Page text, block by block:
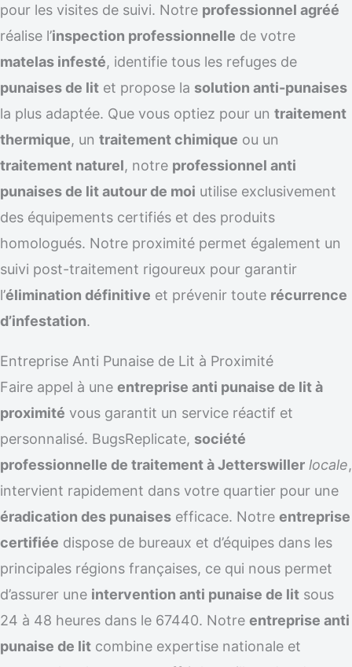
pour les visites de suivi. Notre professionnel agréé
réalise l’inspection professionnelle de votre
matelas infesté, identifie tous les refuges de
punaises de lit et propose la solution anti-punaises
la plus adaptée. Que vous optiez pour un traitement
thermique, un traitement chimique ou un
traitement naturel, notre professionnel anti
punaises de lit autour de moi utilise exclusivement
des équipements certifiés et des produits
homologués. Notre proximité permet également un
suivi post-traitement rigoureux pour garantir
l’élimination définitive et prévenir toute récurrence
d’infestation.
Entreprise Anti Punaise de Lit à Proximité
Faire appel à une entreprise anti punaise de lit à
proximité vous garantit un service réactif et
personnalisé. BugsReplicate, société
professionnelle de traitement à Jetterswiller locale,
intervient rapidement dans votre quartier pour une
éradication des punaises efficace. Notre entreprise
certifiée dispose de bureaux et d’équipes dans les
principales régions françaises, ce qui nous permet
d’assurer une intervention anti punaise de lit sous
24 à 48 heures dans le 67440. Notre entreprise anti
punaise de lit combine expertise nationale et